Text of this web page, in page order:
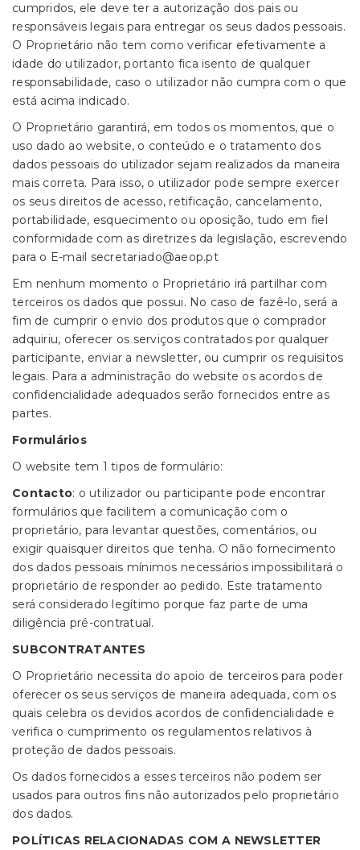
cumpridos, ele deve ter a autorização dos pais ou
responsáveis legais para entregar os seus dados pessoais.
O Proprietário não tem como verificar efetivamente a
idade do utilizador, portanto fica isento de qualquer
responsabilidade, caso o utilizador não cumpra com o que
está acima indicado.
O Proprietário garantirá, em todos os momentos, que o
uso dado ao website, o conteúdo e o tratamento dos
dados pessoais do utilizador sejam realizados da maneira
mais correta. Para isso, o utilizador pode sempre exercer
os seus direitos de acesso, retificação, cancelamento,
portabilidade, esquecimento ou oposição, tudo em fiel
conformidade com as diretrizes da legislação, escrevendo
para o E-mail secretariado@aeop.pt
Em nenhum momento o Proprietário irá partilhar com
terceiros os dados que possui. No caso de fazê-lo, será a
fim de cumprir o envio dos produtos que o comprador
adquiriu, oferecer os serviços contratados por qualquer
participante, enviar a newsletter, ou cumprir os requisitos
legais. Para a administração do website os acordos de
confidencialidade adequados serão fornecidos entre as
partes.
Formulários
O website tem 1 tipos de formulário:
Contacto: o utilizador ou participante pode encontrar
formulários que facilitem a comunicação com o
proprietário, para levantar questões, comentários, ou
exigir quaisquer direitos que tenha. O não fornecimento
dos dados pessoais mínimos necessários impossibilitará o
proprietário de responder ao pedido. Este tratamento
será considerado legítimo porque faz parte de uma
diligência pré-contratual.
SUBCONTRATANTES
O Proprietário necessita do apoio de terceiros para poder
oferecer os seus serviços de maneira adequada, com os
quais celebra os devidos acordos de confidencialidade e
verifica o cumprimento os regulamentos relativos à
proteção de dados pessoais.
Os dados fornecidos a esses terceiros não podem ser
usados para outros fins não autorizados pelo proprietário
dos dados.
POLÍTICAS RELACIONADAS COM A NEWSLETTER